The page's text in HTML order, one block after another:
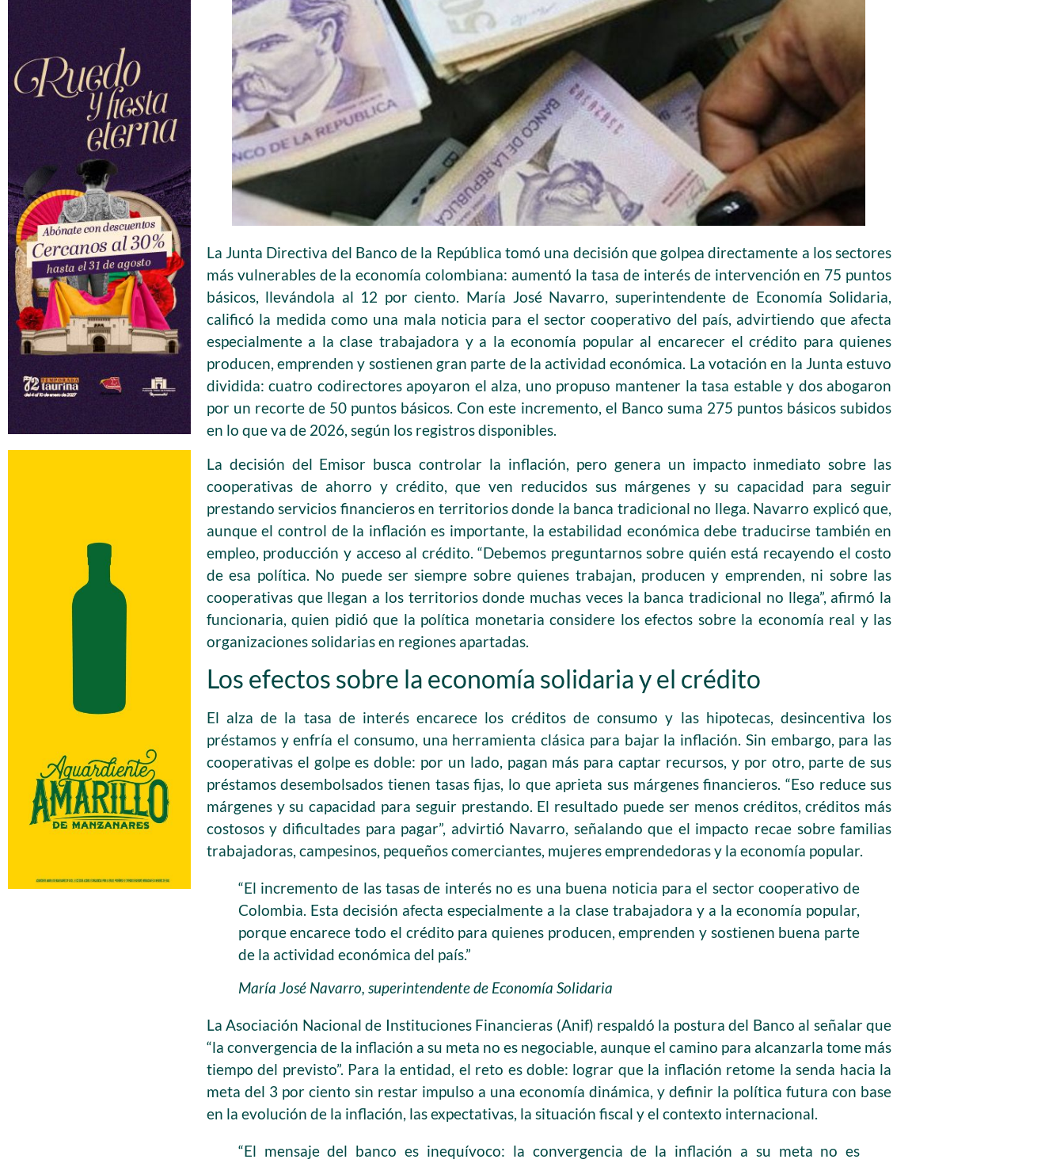
La Junta Directiva del Banco de la República tomó una decisión que golpea directamente a los sectores
más vulnerables de la economía colombiana: aumentó la tasa de interés de intervención en 75 puntos
básicos, llevándola al 12 por ciento. María José Navarro, superintendente de Economía Solidaria,
calificó la medida como una mala noticia para el sector cooperativo del país, advirtiendo que afecta
especialmente a la clase trabajadora y a la economía popular al encarecer el crédito para quienes
producen, emprenden y sostienen gran parte de la actividad económica. La votación en la Junta estuvo
dividida: cuatro codirectores apoyaron el alza, uno propuso mantener la tasa estable y dos abogaron
por un recorte de 50 puntos básicos. Con este incremento, el Banco suma 275 puntos básicos subidos
en lo que va de 2026, según los registros disponibles.
La decisión del Emisor busca controlar la inflación, pero genera un impacto inmediato sobre las
cooperativas de ahorro y crédito, que ven reducidos sus márgenes y su capacidad para seguir
prestando servicios financieros en territorios donde la banca tradicional no llega. Navarro explicó que,
aunque el control de la inflación es importante, la estabilidad económica debe traducirse también en
empleo, producción y acceso al crédito. “Debemos preguntarnos sobre quién está recayendo el costo
de esa política. No puede ser siempre sobre quienes trabajan, producen y emprenden, ni sobre las
cooperativas que llegan a los territorios donde muchas veces la banca tradicional no llega”, afirmó la
funcionaria, quien pidió que la política monetaria considere los efectos sobre la economía real y las
organizaciones solidarias en regiones apartadas.
Los efectos sobre la economía solidaria y el crédito
El alza de la tasa de interés encarece los créditos de consumo y las hipotecas, desincentiva los
préstamos y enfría el consumo, una herramienta clásica para bajar la inflación. Sin embargo, para las
cooperativas el golpe es doble: por un lado, pagan más para captar recursos, y por otro, parte de sus
préstamos desembolsados tienen tasas fijas, lo que aprieta sus márgenes financieros. “Eso reduce sus
márgenes y su capacidad para seguir prestando. El resultado puede ser menos créditos, créditos más
costosos y dificultades para pagar”, advirtió Navarro, señalando que el impacto recae sobre familias
trabajadoras, campesinos, pequeños comerciantes, mujeres emprendedoras y la economía popular.
“El incremento de las tasas de interés no es una buena noticia para el sector cooperativo de
Colombia. Esta decisión afecta especialmente a la clase trabajadora y a la economía popular,
porque encarece todo el crédito para quienes producen, emprenden y sostienen buena parte
de la actividad económica del país.”
María José Navarro, superintendente de Economía Solidaria
La Asociación Nacional de Instituciones Financieras (Anif) respaldó la postura del Banco al señalar que
“la convergencia de la inflación a su meta no es negociable, aunque el camino para alcanzarla tome más
tiempo del previsto”. Para la entidad, el reto es doble: lograr que la inflación retome la senda hacia la
meta del 3 por ciento sin restar impulso a una economía dinámica, y definir la política futura con base
en la evolución de la inflación, las expectativas, la situación fiscal y el contexto internacional.
“El mensaje del banco es inequívoco: la convergencia de la inflación a su meta no es